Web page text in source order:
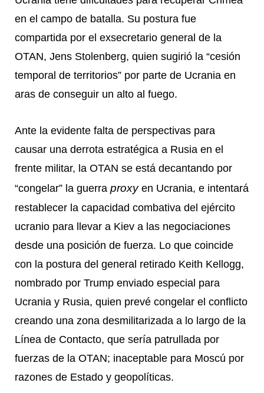
en el campo de batalla. Su postura fue
compartida por el exsecretario general de la
OTAN, Jens Stolenberg, quien sugirió la “cesión
temporal de territorios” por parte de Ucrania en
aras de conseguir un alto al fuego.
Ante la evidente falta de perspectivas para
causar una derrota estratégica a Rusia en el
frente militar, la OTAN se está decantando por
“congelar” la guerra proxyen Ucrania, e intentará
restablecer la capacidad combativa del ejército
ucranio para llevar a Kiev a las negociaciones
desde una posición de fuerza. Lo que coincide
con la postura del general retirado Keith Kellogg,
nombrado por Trump enviado especial para
Ucrania y Rusia, quien prevé congelar el conflicto
creando una zona desmilitarizada a lo largo de la
Línea de Contacto, que sería patrullada por
fuerzas de la OTAN; inaceptable para Moscú por
razones de Estado y geopolíticas.